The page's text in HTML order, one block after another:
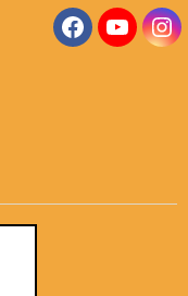
Facebook